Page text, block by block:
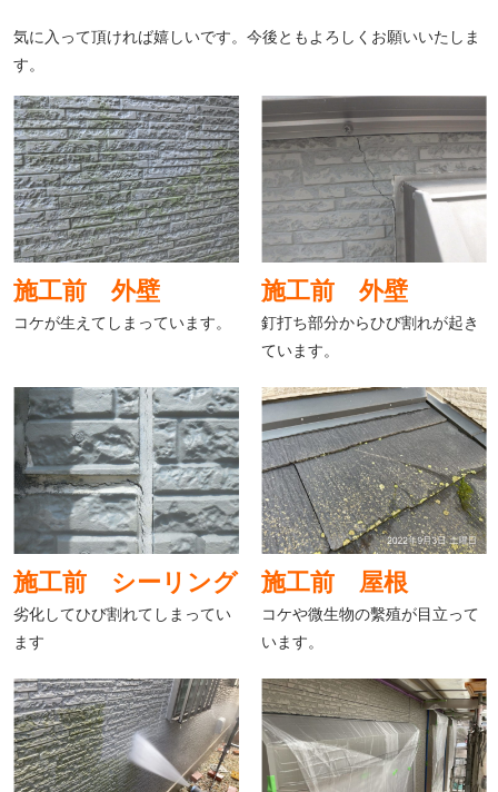
気に入って頂ければ嬉しいです。今後ともよろしくお願いいたしま
す。
施工前 外壁
コケが生えてしまっています。
施工前 外壁
釘打ち部分からひび割れが起き
ています。
施工前 シーリング
劣化してひび割れてしまってい
ます
施工前 屋根
コケや微生物の繫殖が目立って
います。